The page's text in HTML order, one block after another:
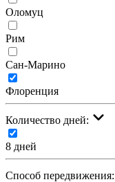
Оломуц
Рим
Сан-Марино
Флоренция
Количество дней:
8 дней
Cпособ передвижения: